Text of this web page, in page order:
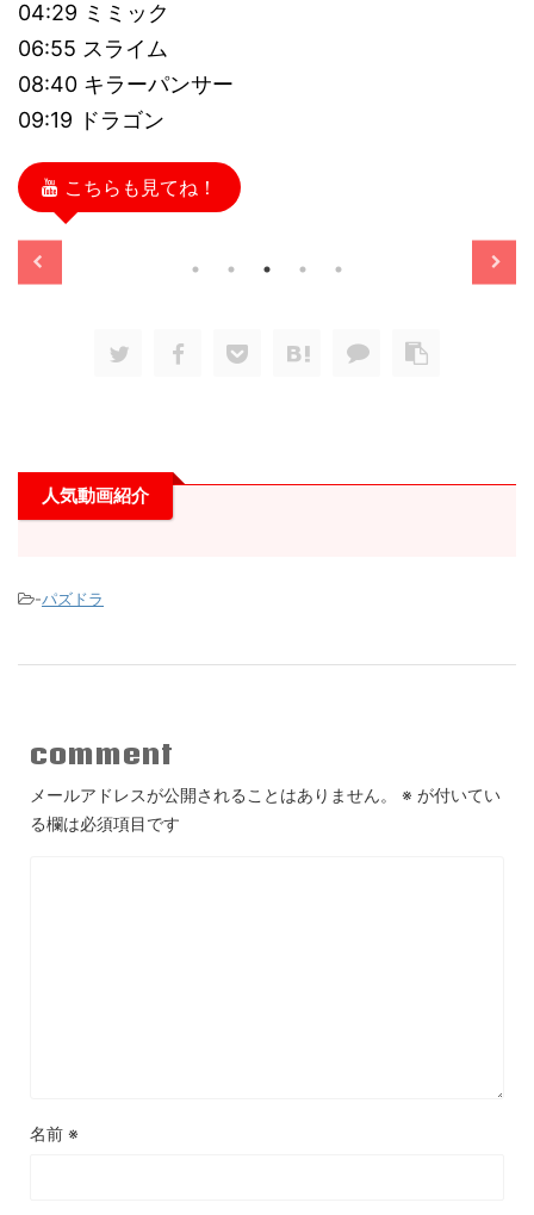
04:29 ミミック
06:55 スライム
08:40 キラーパンサー
09:19 ドラゴン
こちらも見てね！
11/13
人気動画紹介
-パズドラ
comment
メールアドレスが公開されることはありません。 ※ が付いてい
る欄は必須項目です
名前 ※